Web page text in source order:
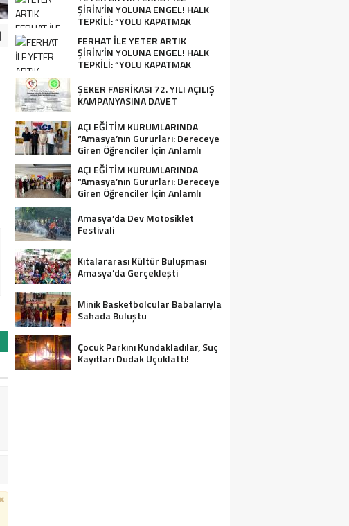
ŞİRİN’İN YOLUNA ENGEL! HALK
TEPKİLİ: “YOLU KAPATMAK
ÇÖZÜM DEĞİL, GÖREVİNİ YAP!”
FERHAT İLE YETER ARTIK
ŞİRİN’İN YOLUNA ENGEL! HALK
TEPKİLİ: “YOLU KAPATMAK
ŞEKER FABRİKASI 72. YILI AÇILIŞ
KAMPANYASINA DAVET
AÇI EĞİTİM KURUMLARINDA
“Amasya’nın Gururları: Dereceye
Giren Öğrenciler İçin Anlamlı
Tören”
AÇI EĞİTİM KURUMLARINDA
“Amasya’nın Gururları: Dereceye
Giren Öğrenciler İçin Anlamlı
Amasya’da Dev Motosiklet
Festivali
Kıtalararası Kültür Buluşması
Amasya’da Gerçekleşti
Minik Basketbolcular Babalarıyla
Sahada Buluştu
Çocuk Parkını Kundakladılar, Suç
Kayıtları Dudak Uçuklattı!